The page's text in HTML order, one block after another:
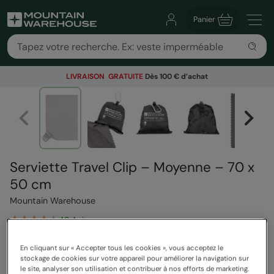
Panier
LIVRAISON GRATUITE Dès 100 € d’achat
Serviette Travel Clip – Moyenne – 70 x
50 cm
Mountain Warehouse
42 Avis
14,99 €Vous économisez 40%
8,99 €
En cliquant sur « Accepter tous les cookies », vous acceptez le
stockage de cookies sur votre appareil pour améliorer la navigation sur
le site, analyser son utilisation et contribuer à nos efforts de marketing.